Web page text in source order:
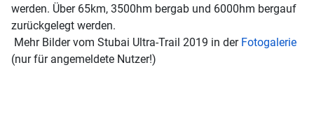
werden. Über 65km, 3500hm bergab und 6000hm bergauf
zurückgelegt werden.
Mehr Bilder vom Stubai Ultra-Trail 2019 in der Fotogalerie
(nur für angemeldete Nutzer!)